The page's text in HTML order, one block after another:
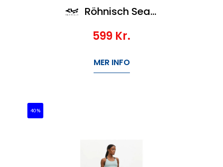
Röhnisch Seamless Soft Rib Tights
599 Kr.
MER INFO
40%